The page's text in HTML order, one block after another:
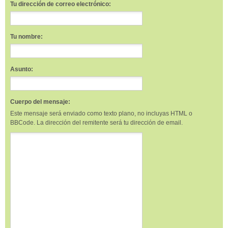
Tu dirección de correo electrónico:
Tu nombre:
Asunto:
Cuerpo del mensaje:
Este mensaje será enviado como texto plano, no incluyas HTML o
BBCode. La dirección del remitente será tu dirección de email.